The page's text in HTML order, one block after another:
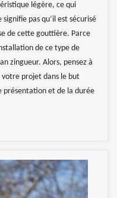
légère, ce qui
pas qu’il est sécurisé
de cette gouttière. Parce
de ce type de
zingueur. Alors, pensez à
votre projet dans le but
présentation et de la durée